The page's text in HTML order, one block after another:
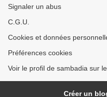
Signaler un abus
C.G.U.
Cookies et données
Préférences cookies
Voir le profil de sambadia sur
Créer un